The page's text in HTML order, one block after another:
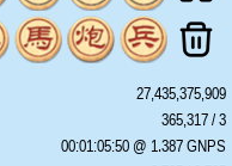
27,435,375,909
365,317 / 3
00:01:05:50 @ 1.387 GNPS